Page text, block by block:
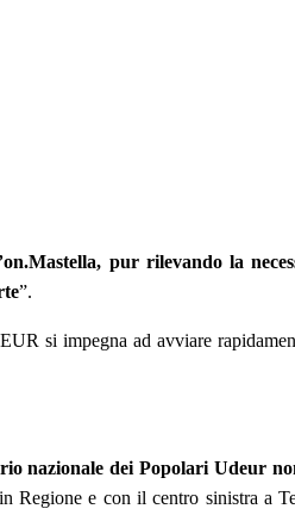
pur rilevando la
”.
si impegna ad avviare
nazionale dei Popolari Udeur
e con il centro sinistra a